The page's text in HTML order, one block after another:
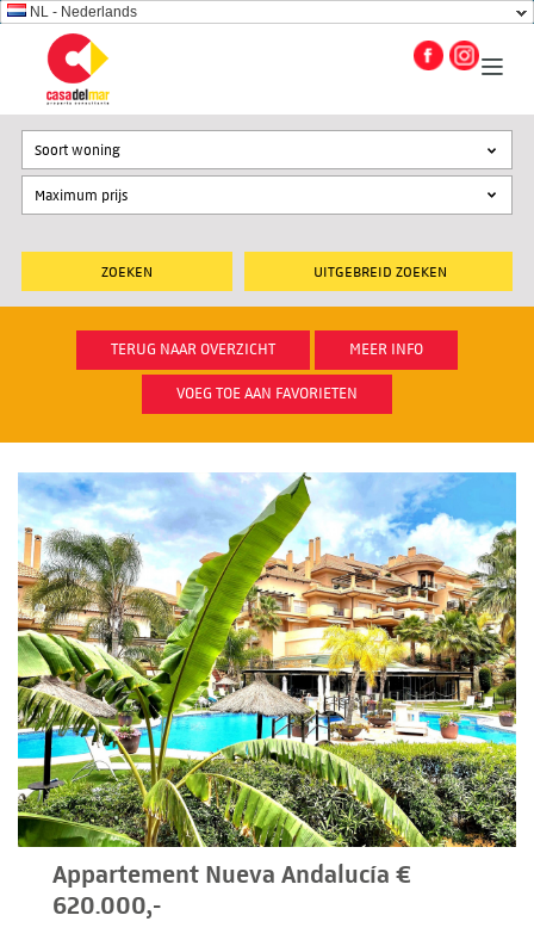
NL - Nederlands
UITGEBREID ZOEKEN
Soort woning
TERUG NAAR OVERZICHT MEER INFO
VOEG TOE AAN FAVORIETEN
Appartement Nueva Andalucía €
620.000,-